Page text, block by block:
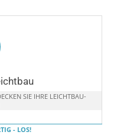
SIE IHRE LEICHTBAU-
- LOS!